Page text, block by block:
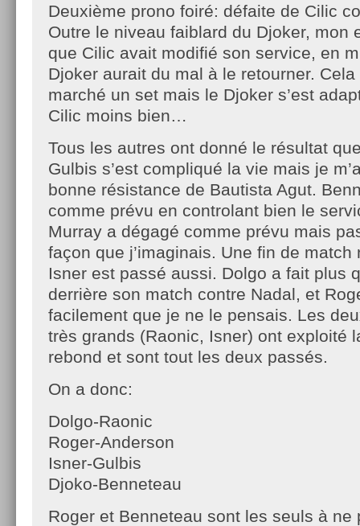
Deuxième prono foiré: défaite de Cilic
Outre le niveau faiblard du Djoker, mon
que Cilic avait modifié son service, en
Djoker aurait du mal à le retourner.
marché un set mais le Djoker s’est
Cilic moins bien…
Tous les autres ont donné le résultat
Gulbis s’est compliqué la vie mais je
bonne résistance de Bautista Agut.
comme prévu en controlant bien le
Murray a dégagé comme prévu mais
façon que j’imaginais. Une fin de match
Isner est passé aussi. Dolgo a fait plus
derrière son match contre Nadal, et
facilement que je ne le pensais. Les
très grands (Raonic, Isner) ont exploité
rebond et sont tout les deux passés.
On a donc:
Dolgo-Raonic
Roger-Anderson
Isner-Gulbis
Djoko-Benneteau
Roger et Benneteau sont les seuls à ne